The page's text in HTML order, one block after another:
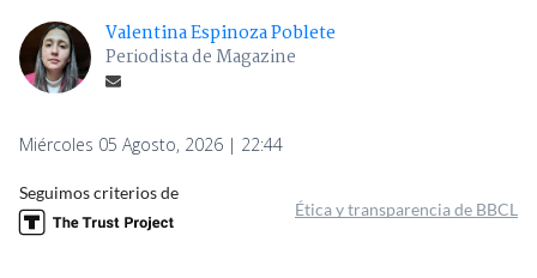
Valentina Espinoza Poblete
Periodista de Magazine
Miércoles 05 Agosto, 2026 | 22:44
Seguimos criterios de
Ética y transparencia de BBCL